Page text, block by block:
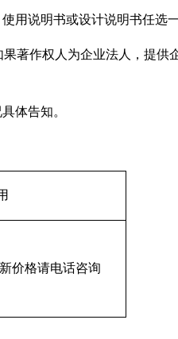
用说明书或设计说明书任选
著作权人为企业法人，提
体告知。
价格请电话咨询